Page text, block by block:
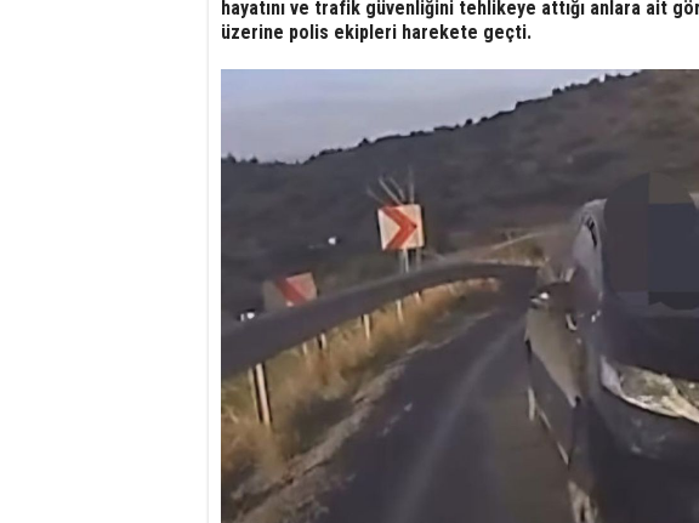
hayatını ve trafik güvenliğini tehlikeye attığı anlara ait
üzerine polis ekipleri harekete geçti.